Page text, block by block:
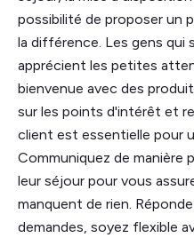
possibilité de proposer un
la différence. Les gens qui
apprécient les petites
bienvenue avec des
sur les points d'intérêt et
client est essentielle pour
Communiquez de manière
leur séjour pour vous
manquent de rien.
demandes, soyez flexible